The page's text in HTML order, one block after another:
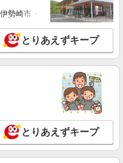
勢崎市・太田市・館林市・藤
とりあえずキープ
とりあえずキープ